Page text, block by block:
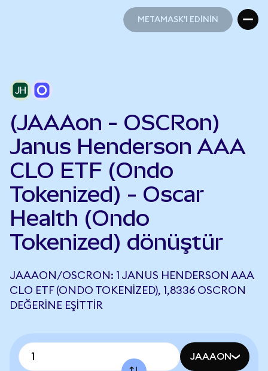
METAMASK'I EDİNİN
(JAAAon - OSCRon)
Janus Henderson AAA
CLO ETF (Ondo
Tokenized) - Oscar
Health (Ondo
Tokenized) dönüştür
JAAAON/OSCRON: 1 JANUS HENDERSON AAA
CLO ETF (ONDO TOKENIZED), 1,8336 OSCRON
DEĞERINE EŞITTIR
JAAAON